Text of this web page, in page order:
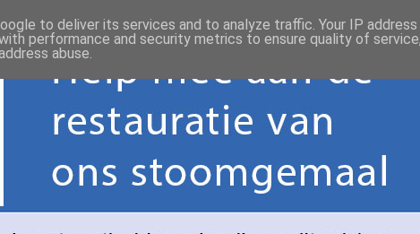
to deliver its services and to analyze traffic. Your IP
performance and security metrics to ensure quality of
abuse.